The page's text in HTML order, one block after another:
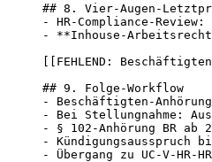
## 8. Vier-Augen-
- HR-Compliance-
- **Inhouse-Arbeitsrecht
[[FEHLEND:
## 9. Folge-Workflow
- Beschäftigten-
- Bei Stellungnahme:
- § 102-Anhörung BR
- Kündigungsausspruch
- Übergang zu UC-V-HR-